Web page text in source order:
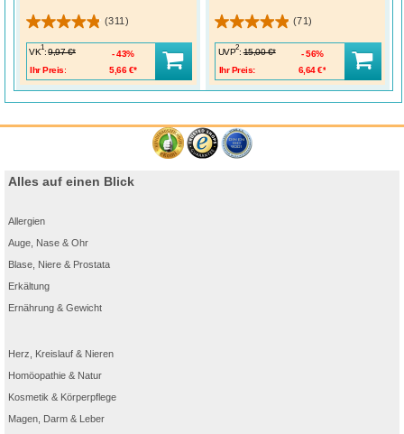
(311)
VK
1
: 9,97 €*
Ihr Preis:
5,66 €*
43%
(71)
UVP
2
: 15,00 €*
Ihr Preis:
6,64 €*
56%
Alles auf einen Blick
Allergien
Auge, Nase & Ohr
Blase, Niere & Prostata
Erkältung
Ernährung & Gewicht
Herz, Kreislauf & Nieren
Homöopathie & Natur
Kosmetik & Körperpflege
Magen, Darm & Leber